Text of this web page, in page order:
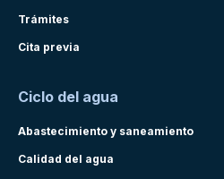
Trámites
Cita previa
Ciclo del agua
Abastecimiento y saneamiento
Calidad del agua